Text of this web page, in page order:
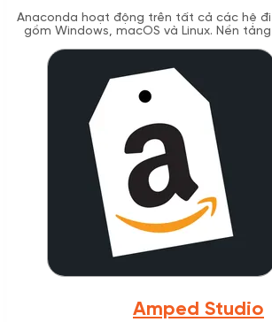
Anaconda hoạt động trên tất cả các hệ
gồm Windows, macOS và Linux. Nền
Data Science như NumPy, Pandas,
TensorFlow, giúp người dùng tiết kiệm thời
hình môi trường làm việc.
Amped Studio